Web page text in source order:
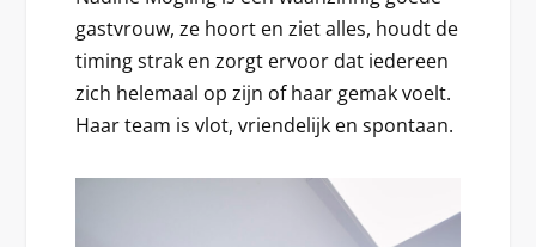
gastvrouw, ze hoort en ziet alles, houdt de
timing strak en zorgt ervoor dat iedereen
zich helemaal op zijn of haar gemak voelt.
Haar team is vlot, vriendelijk en spontaan.